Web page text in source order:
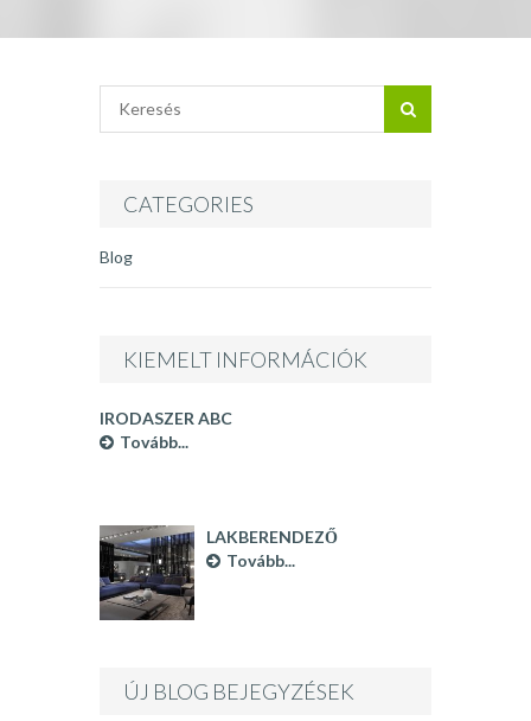
»
BUDAPEST
INFÓ
CATEGORIES
Blog
KIEMELT INFORMÁCIÓK
IRODASZER ABC
Tovább...
LAKBERENDEZŐ
BUDAPEST
Tovább...
ÚJ BLOG BEJEGYZÉSEK